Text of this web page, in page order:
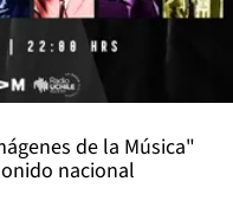
de la Música"
nacional